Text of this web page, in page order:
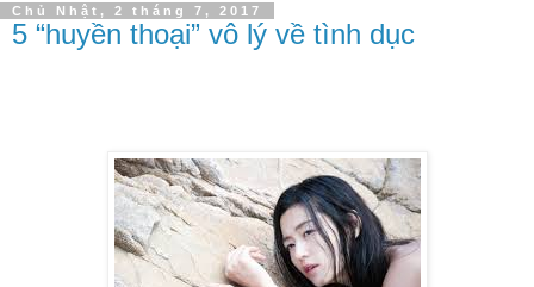
Chủ Nhật, 2 tháng 7, 2017
5 “huyền thoại” vô lý về tình dục